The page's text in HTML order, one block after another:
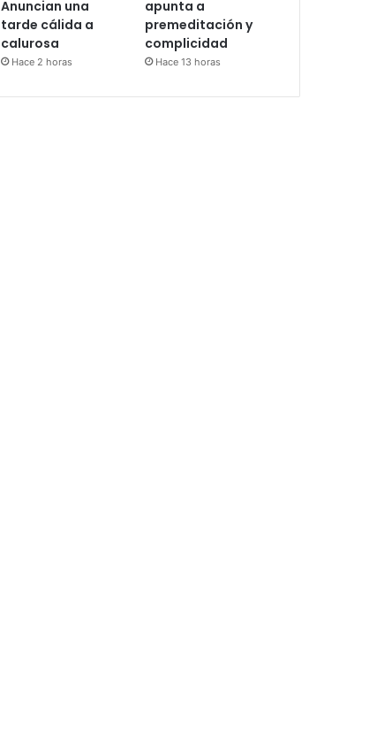
Anuncian una
tarde cálida a
calurosa
Hace 2 horas
apunta a
premeditación y
complicidad
Hace 13 horas